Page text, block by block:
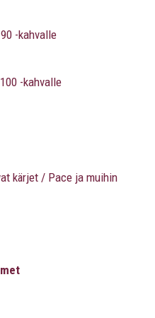
-kahvalle
-kahvalle
kärjet / Pace ja muihin